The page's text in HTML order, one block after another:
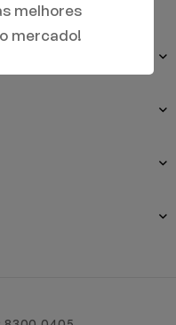
melhores
mercado!